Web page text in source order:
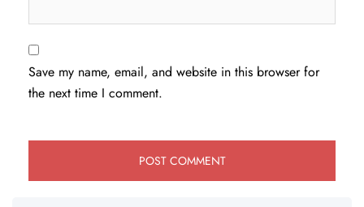
Save my name, email, and website in this browser for
the next time I comment.